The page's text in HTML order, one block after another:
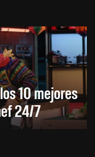
10 mejores
24/7